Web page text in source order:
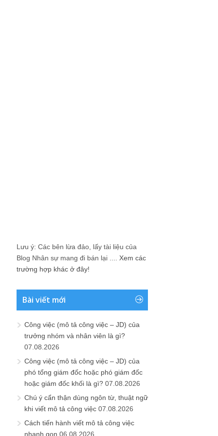
Lưu ý: Các bên lừa đảo, lấy tài liệu của
Blog Nhân sự mang đi bán lại .... Xem các
trường hợp khác ở đây!
Bài viết mới
Công việc (mô tả công việc – JD) của
trưởng nhóm và nhân viên là gì?
07.08.2026
Công việc (mô tả công việc – JD) của
phó tổng giám đốc hoặc phó giám đốc
hoặc giám đốc khối là gì? 07.08.2026
Chú ý cẩn thận dùng ngôn từ, thuật ngữ
khi viết mô tả công việc 07.08.2026
Cách tiến hành viết mô tả công việc
nhanh gọn 06.08.2026